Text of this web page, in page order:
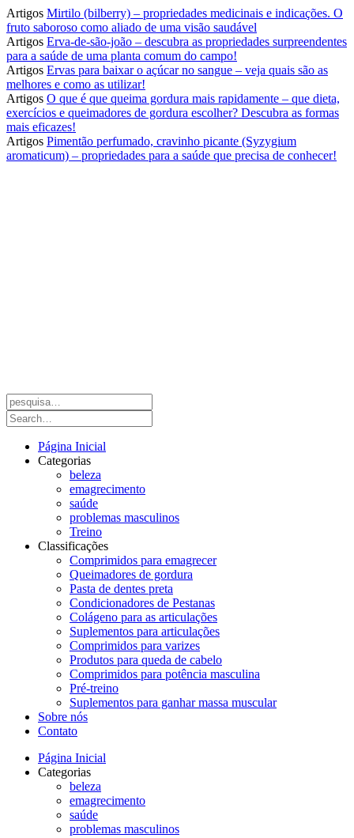
Artigos Mirtilo (bilberry) – propriedades medicinais e indicações. O
fruto saboroso como aliado de uma visão saudável
Artigos Erva-de-são-joão – descubra as propriedades surpreendentes
para a saúde de uma planta comum do campo!
Artigos Ervas para baixar o açúcar no sangue – veja quais são as
melhores e como as utilizar!
Artigos O que é que queima gordura mais rapidamente – que dieta,
exercícios e queimadores de gordura escolher? Descubra as formas
mais eficazes!
Artigos Pimentão perfumado, cravinho picante (Syzygium
aromaticum) – propriedades para a saúde que precisa de conhecer!
Página Inicial
Categorias
beleza
emagrecimento
saúde
problemas masculinos
Treino
Classificações
Comprimidos para emagrecer
Queimadores de gordura
Pasta de dentes preta
Condicionadores de Pestanas
Colágeno para as articulações
Suplementos para articulações
Comprimidos para varizes
Produtos para queda de cabelo
Comprimidos para potência masculina
Pré-treino
Suplementos para ganhar massa muscular
Sobre nós
Contato
Página Inicial
Categorias
beleza
emagrecimento
saúde
problemas masculinos